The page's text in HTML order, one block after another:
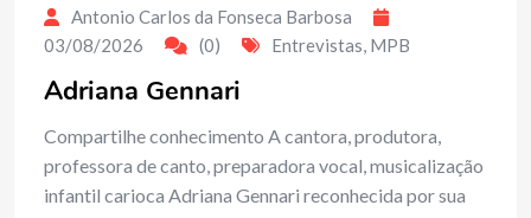
Antonio Carlos da Fonseca Barbosa
03/08/2026
(0) Entrevistas, MPB
Adriana Gennari
Compartilhe conhecimento A cantora, produtora,
professora de canto, preparadora vocal, musicalização
infantil carioca Adriana Gennari reconhecida por sua